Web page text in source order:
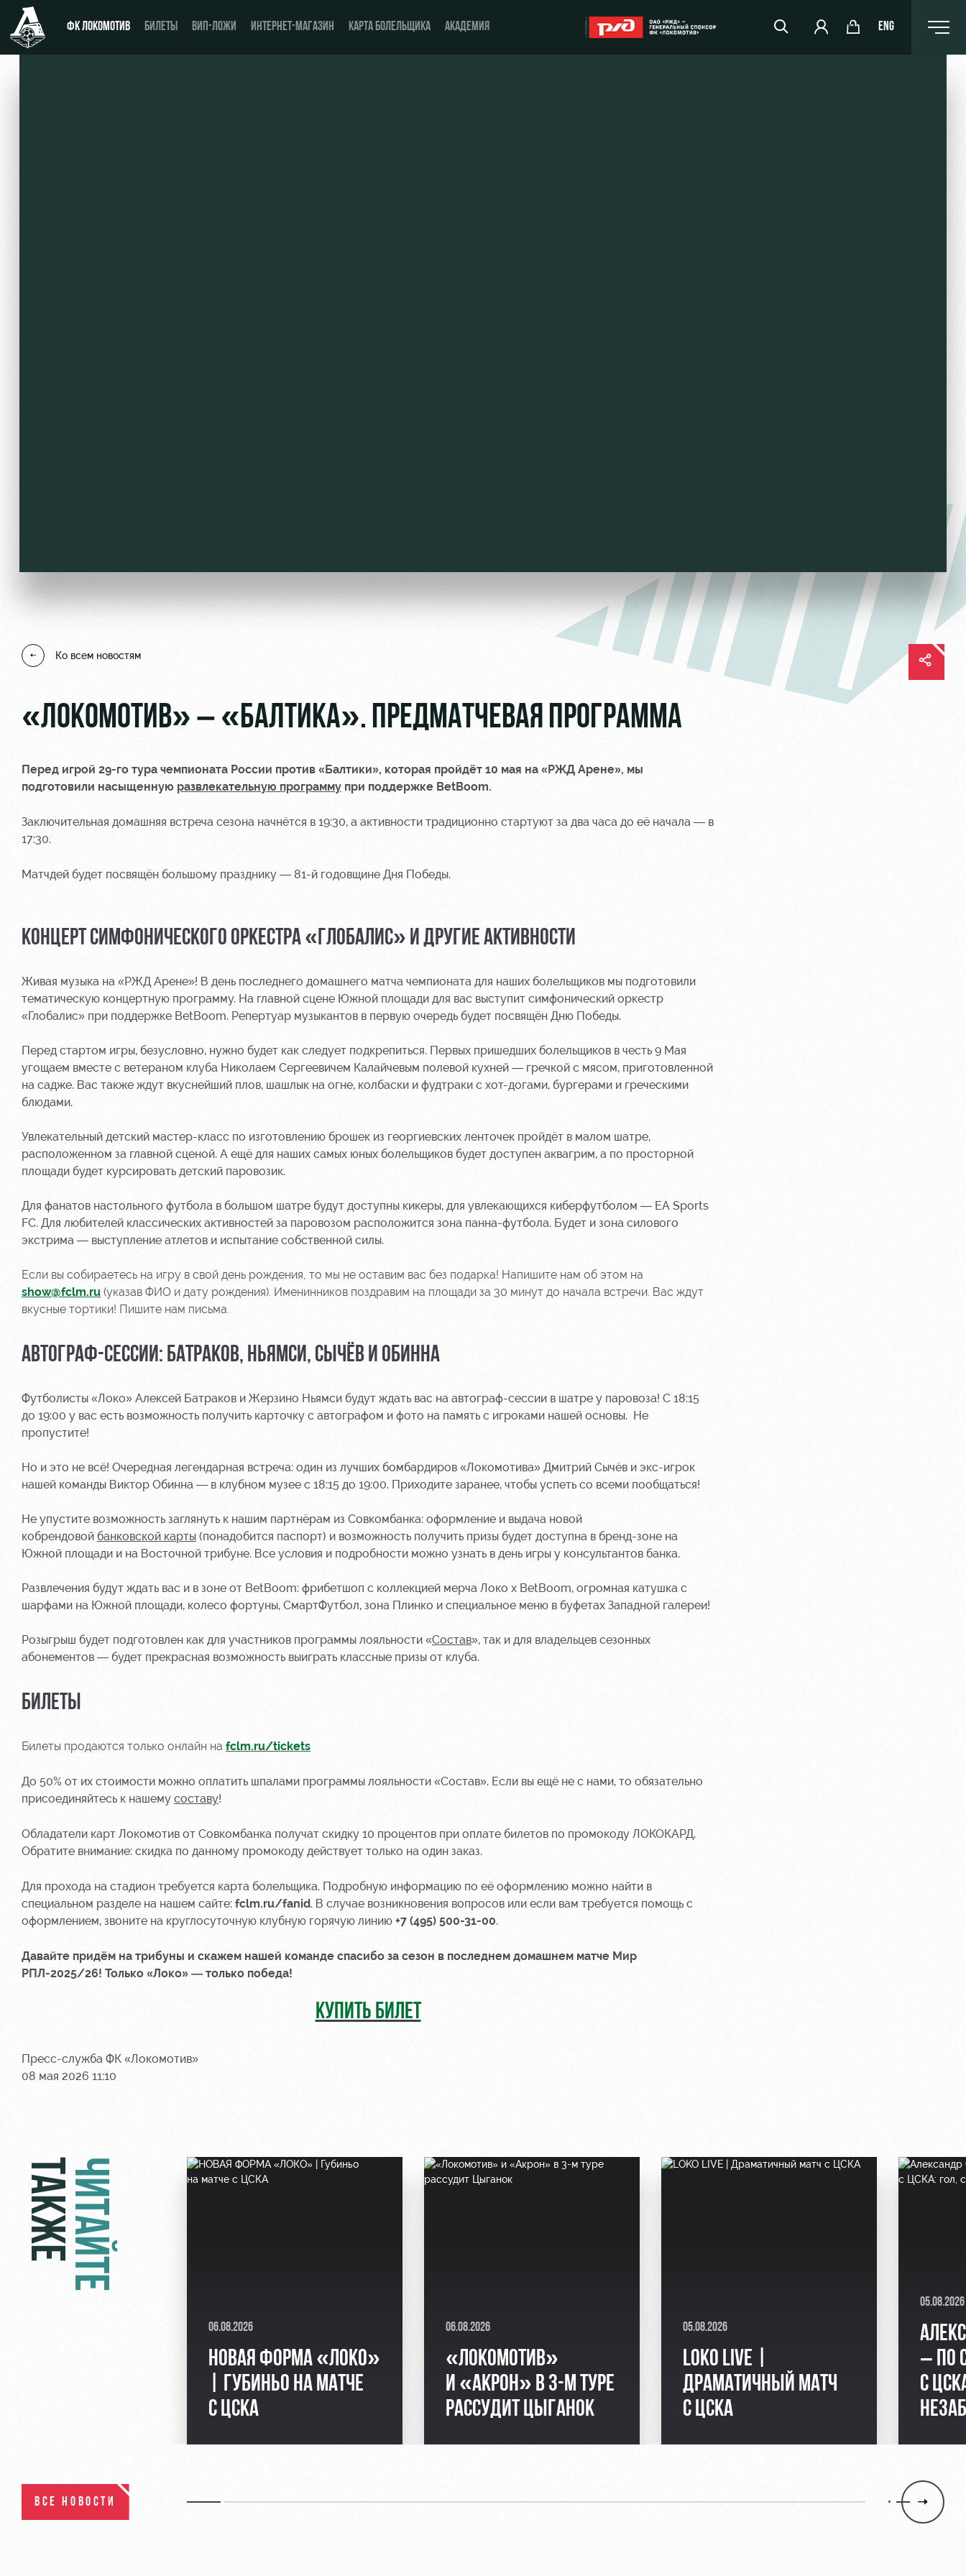
ФК ЛОКОМОТИВ БИЛЕТЫ ВИП-ЛОЖИ ИНТЕРНЕТ-МАГАЗИН КАРТА БОЛЕЛЬЩИКА АКАДЕМИЯ ENG
Ко всем новостям
«ЛОКОМОТИВ» – «БАЛТИКА». ПРЕДМАТЧЕВАЯ ПРОГРАММА
Перед игрой 29-го тура чемпионата России против «Балтики», которая пройдёт 10 мая на «РЖД Арене», мы
подготовили насыщенную развлекательную программу при поддержке BetBoom.
Заключительная домашняя встреча сезона начнётся в 19:30, а активности традиционно стартуют за два часа до её начала — в
17:30.
Матчдей будет посвящён большому празднику — 81-й годовщине Дня Победы.
КОНЦЕРТ СИМФОНИЧЕСКОГО ОРКЕСТРА «ГЛОБАЛИС» И ДРУГИЕ АКТИВНОСТИ
Живая музыка на «РЖД Арене»! В день последнего домашнего матча чемпионата для наших болельщиков мы подготовили
тематическую концертную программу. На главной сцене Южной площади для вас выступит симфонический оркестр
«Глобалис» при поддержке BetBoom. Репертуар музыкантов в первую очередь будет посвящён Дню Победы.
Перед стартом игры, безусловно, нужно будет как следует подкрепиться. Первых пришедших болельщиков в честь 9 Мая
угощаем вместе с ветераном клуба Николаем Сергеевичем Калайчевым полевой кухней — гречкой с мясом, приготовленной
на садже. Вас также ждут вкуснейший плов, шашлык на огне, колбаски и фудтраки с хот-догами, бургерами и греческими
блюдами.
Увлекательный детский мастер-класс по изготовлению брошек из георгиевских ленточек пройдёт в малом шатре,
расположенном за главной сценой. А ещё для наших самых юных болельщиков будет доступен аквагрим, а по просторной
площади будет курсировать детский паровозик.
Для фанатов настольного футбола в большом шатре будут доступны кикеры, для увлекающихся киберфутболом — EA Sports
FC. Для любителей классических активностей за паровозом расположится зона панна-футбола. Будет и зона силового
экстрима — выступление атлетов и испытание собственной силы.
Если вы собираетесь на игру в свой день рождения, то мы не оставим вас без подарка! Напишите нам об этом на
show@fclm.ru (указав ФИО и дату рождения). Именинников поздравим на площади за 30 минут до начала встречи. Вас ждут
вкусные тортики! Пишите нам письма.
АВТОГРАФ-СЕССИИ: БАТРАКОВ, НЬЯМСИ, СЫЧЁВ И ОБИННА
Футболисты «Локо» Алексей Батраков и Жерзино Ньямси будут ждать вас на автограф-сессии в шатре у паровоза! С 18:15
до 19:00 у вас есть возможность получить карточку с автографом и фото на память с игроками нашей основы. Не
пропустите!
Но и это не всё! Очередная легендарная встреча: один из лучших бомбардиров «Локомотива» Дмитрий Сычёв и экс-игрок
нашей команды Виктор Обинна — в клубном музее с 18:15 до 19:00. Приходите заранее, чтобы успеть со всеми пообщаться!
Не упустите возможность заглянуть к нашим партнёрам из Совкомбанка: оформление и выдача новой
кобрендовой банковской карты (понадобится паспорт) и возможность получить призы будет доступна в бренд-зоне на
Южной площади и на Восточной трибуне. Все условия и подробности можно узнать в день игры у консультантов банка.
Развлечения будут ждать вас и в зоне от BetBoom: фрибетшоп с коллекцией мерча Локо х BetBoom, огромная катушка с
шарфами на Южной площади, колесо фортуны, СмартФутбол, зона Плинко и специальное меню в буфетах Западной галереи!
Розыгрыш будет подготовлен как для участников программы лояльности «Состав», так и для владельцев сезонных
абонементов — будет прекрасная возможность выиграть классные призы от клуба.
БИЛЕТЫ
Билеты продаются только онлайн на fclm.ru/tickets
До 50% от их стоимости можно оплатить шпалами программы лояльности «Состав». Если вы ещё не с нами, то обязательно
присоединяйтесь к нашему составу!
Обладатели карт Локомотив от Совкомбанка получат скидку 10 процентов при оплате билетов по промокоду ЛОКОКАРД.
Обратите внимание: скидка по данному промокоду действует только на один заказ.
Для прохода на стадион требуется карта болельщика. Подробную информацию по её оформлению можно найти в
специальном разделе на нашем сайте: fclm.ru/fanid. В случае возникновения вопросов или если вам требуется помощь с
оформлением, звоните на круглосуточную клубную горячую линию +7 (495) 500-31-00.
Давайте придём на трибуны и скажем нашей команде спасибо за сезон в последнем домашнем матче Мир
РПЛ-2025/26! Только «Локо» — только победа!
КУПИТЬ БИЛЕТ
Пресс-служба ФК «Локомотив»
08 мая 2026 11:10
ЧИТАЙТЕ
ТАКЖЕ
06.08.2026
НОВАЯ ФОРМА «ЛОКО»
| ГУБИНЬО НА МАТЧЕ
С ЦСКА
06.08.2026
«ЛОКОМОТИВ»
И «АКРОН» В 3-М ТУРЕ
РАССУДИТ ЦЫГАНОК
05.08.2026
LOKO LIVE |
ДРАМАТИЧНЫЙ МАТЧ
С ЦСКА
05.08.2026
– ПО
С
ВСЕ НОВОСТИ